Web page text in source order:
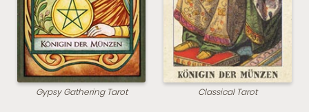
Gypsy Gathering Tarot Classical Tarot